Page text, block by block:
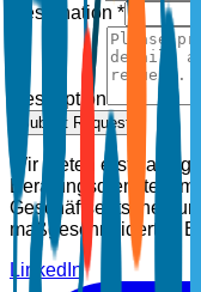
Designation *
Description
Submit Request
Wir bieten
Beratungsdienste,
maßgeschneiderten
LinkedIn